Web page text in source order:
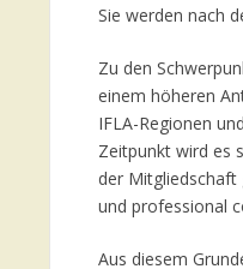
Sie werden nach
Zu den
einem höheren
IFLA-Regionen
Zeitpunkt wird es
der Mitgliedschaft
und professional
Aus diesem